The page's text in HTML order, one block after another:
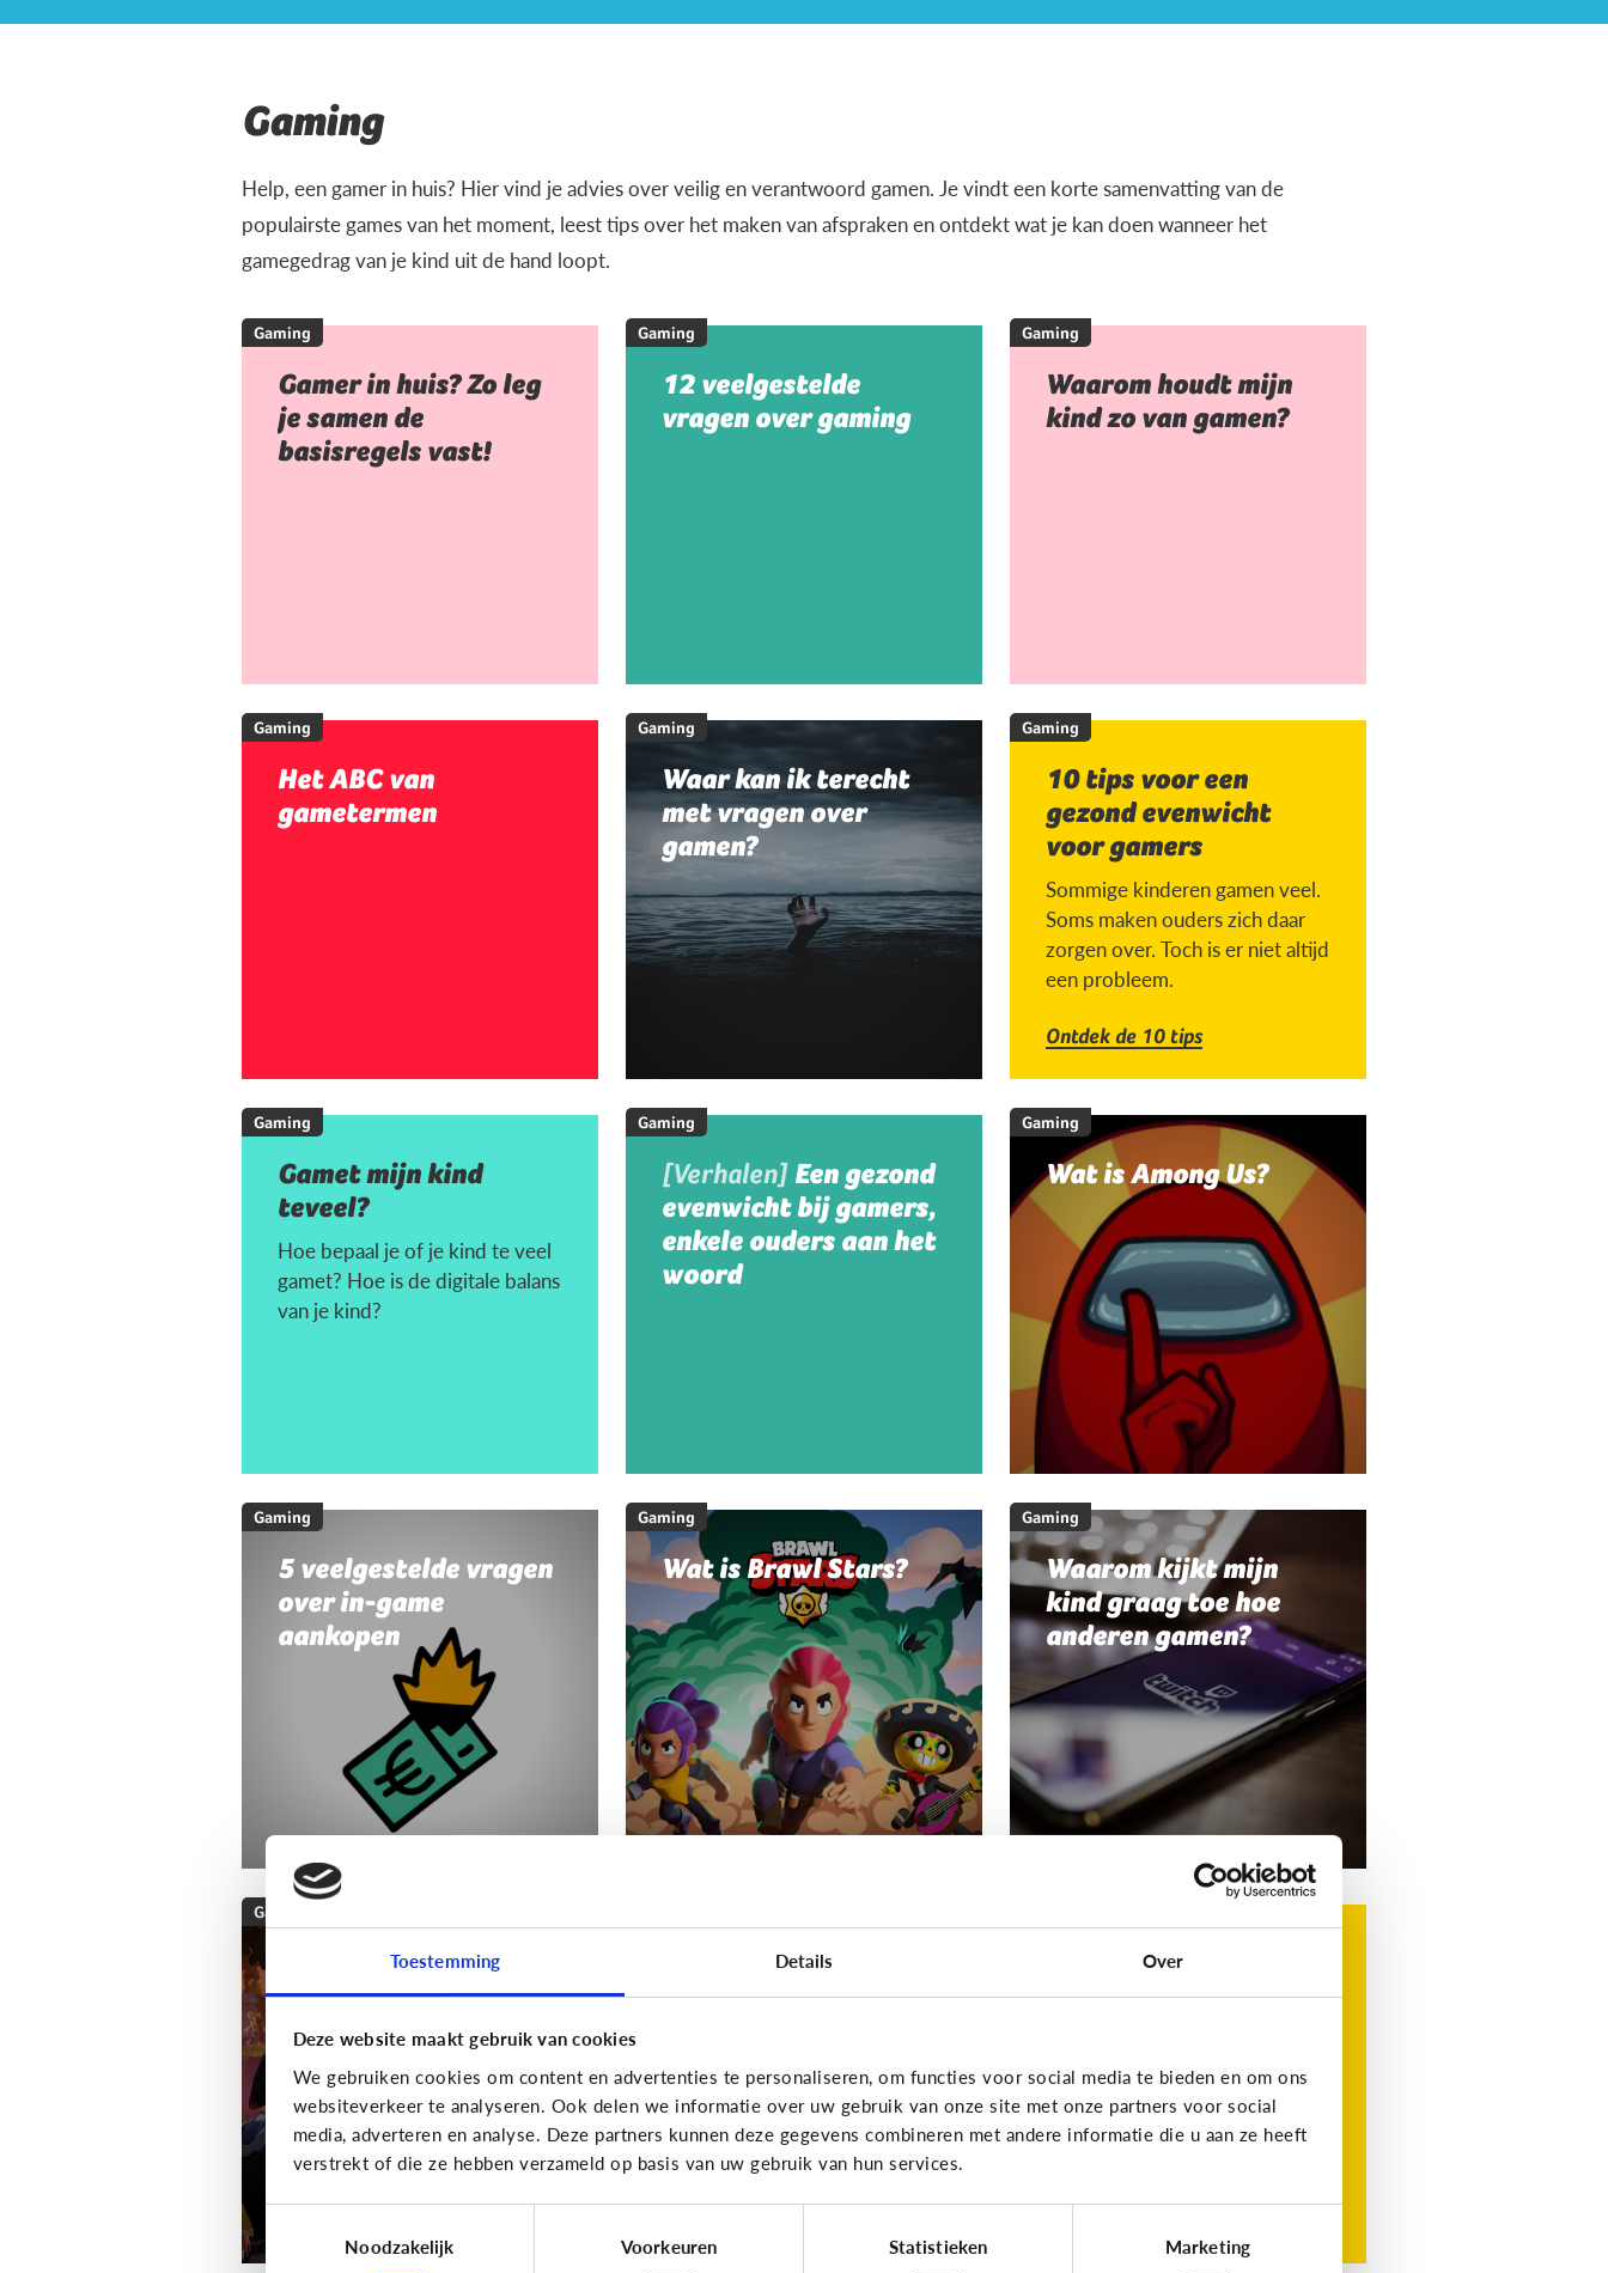
Toestemming Details Over
Deze website maakt gebruik van cookies
We gebruiken cookies om content en advertenties te personaliseren, om functies voor social media te bieden en om ons
websiteverkeer te analyseren. Ook delen we informatie over uw gebruik van onze site met onze partners voor social
media, adverteren en analyse. Deze partners kunnen deze gegevens combineren met andere informatie die u aan ze heeft
verstrekt of die ze hebben verzameld op basis van uw gebruik van hun services.
Noodzakelijk
Voorkeuren Statistieken Marketing
Gaming
Help, een gamer in huis? Hier vind je advies over veilig en verantwoord gamen. Je vindt een korte samenvatting van de
populairste games van het moment, leest tips over het maken van afspraken en ontdekt wat je kan doen wanneer het
gamegedrag van je kind uit de hand loopt.
Gaming
Gamer in huis? Zo leg
je samen de
basisregels vast!
Gaming
12 veelgestelde
vragen over gaming
Gaming
Waarom houdt mijn
kind zo van gamen?
Gaming
Het ABC van
gametermen
Gaming
Waar kan ik terecht
met vragen over
gamen?
Gaming
10 tips voor een
gezond evenwicht
voor gamers
Sommige kinderen gamen veel.
Soms maken ouders zich daar
zorgen over. Toch is er niet altijd
een probleem.
Ontdek de 10 tips
Gaming
Gamet mijn kind
teveel?
Hoe bepaal je of je kind te veel
gamet? Hoe is de digitale balans
van je kind?
Gaming
[Verhalen] Een gezond
evenwicht bij gamers,
enkele ouders aan het
woord
Gaming
Wat is Among Us?
Gaming
5 veelgestelde vragen
over in-game
aankopen
Gaming
Wat is Brawl Stars?
Gaming
Waarom kijkt mijn
kind graag toe hoe
anderen gamen?
Gaming
Wat is Fortnite? Alles
wat je moet weten
over deze populaire
game!
Mijn kind wordt boos
als het moet stoppen
Wat is Roblox?
Hét favoriete gamingplatform